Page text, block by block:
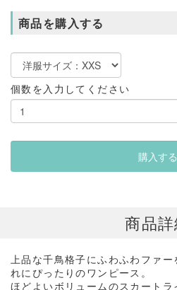
商品を購入する
個数を入力してください
商品
上品な千鳥格子にふわふわファ
れにぴったりのワンピース。
ほどよいボリュームのスカート